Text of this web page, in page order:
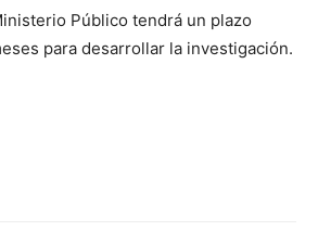
Público tendrá un plazo
para desarrollar la investigación.